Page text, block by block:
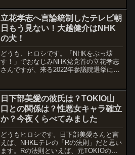
立花孝志へ言論統制したテレビ朝
日もう見ない！大越健介はNHK
の犬！
どうも、ヒロシです。「NHKをぶっ壊
す！」でおなじみNHK党党首の立花孝志
さんですが、来る2022年参議院選挙に向
討論に参加し、即退場の放送事故が起き
ました。クソなテレビ朝日はもう見...
日下部美愛の彼氏は？TOKIO山
口との関係は？性悪女キャラ確立
か？今夜くらべてみました
どうもヒロシです。日下部美愛さんと言
えば、NHKEテレの「Rの法則」だと思い
ます。Rの法則といえば、元TOKIOの山